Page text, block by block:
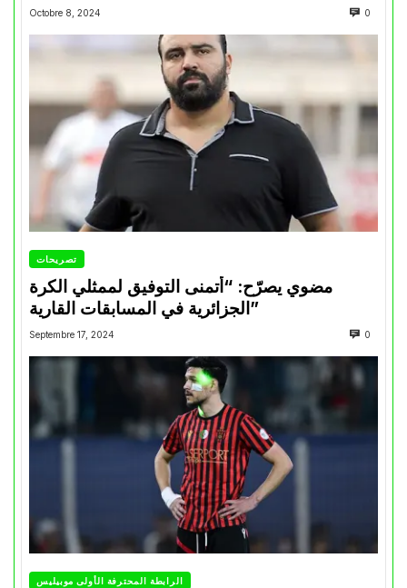
Octobre 8, 2024 0
تصريحات
مضوي يصرّح: “أتمنى التوفيق لممثلي الكرة
الجزائرية في المسابقات القارية”
Septembre 17, 2024 0
الرابطة المحترفة الأولى موبيليس